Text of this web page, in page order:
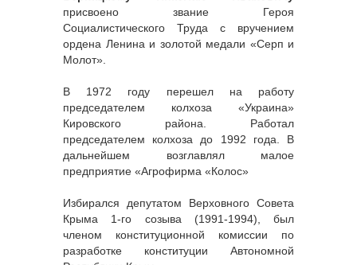
присвоено звание Героя
Социалистического Труда с вручением
ордена Ленина и золотой медали «Серп и
Молот».
В 1972 году перешел на работу
председателем колхоза «Украина»
Кировского района. Работал
председателем колхоза до 1992 года. В
дальнейшем возглавлял малое
предприятие «Агрофирма «Колос»
Избирался депутатом Верховного Совета
Крыма 1-го созыва (1991-1994), был
членом конституционной комиссии по
разработке конституции Автономной